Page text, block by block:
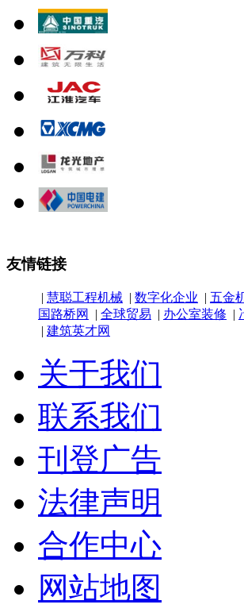
友情链接
| 慧聪工程机械 | 数字化企业 | 五金
国路桥网
| 全球贸易 | 办公室装修 |
| 建筑英才网
关于我们
联系我们
刊登广告
法律声明
合作中心
网站地图